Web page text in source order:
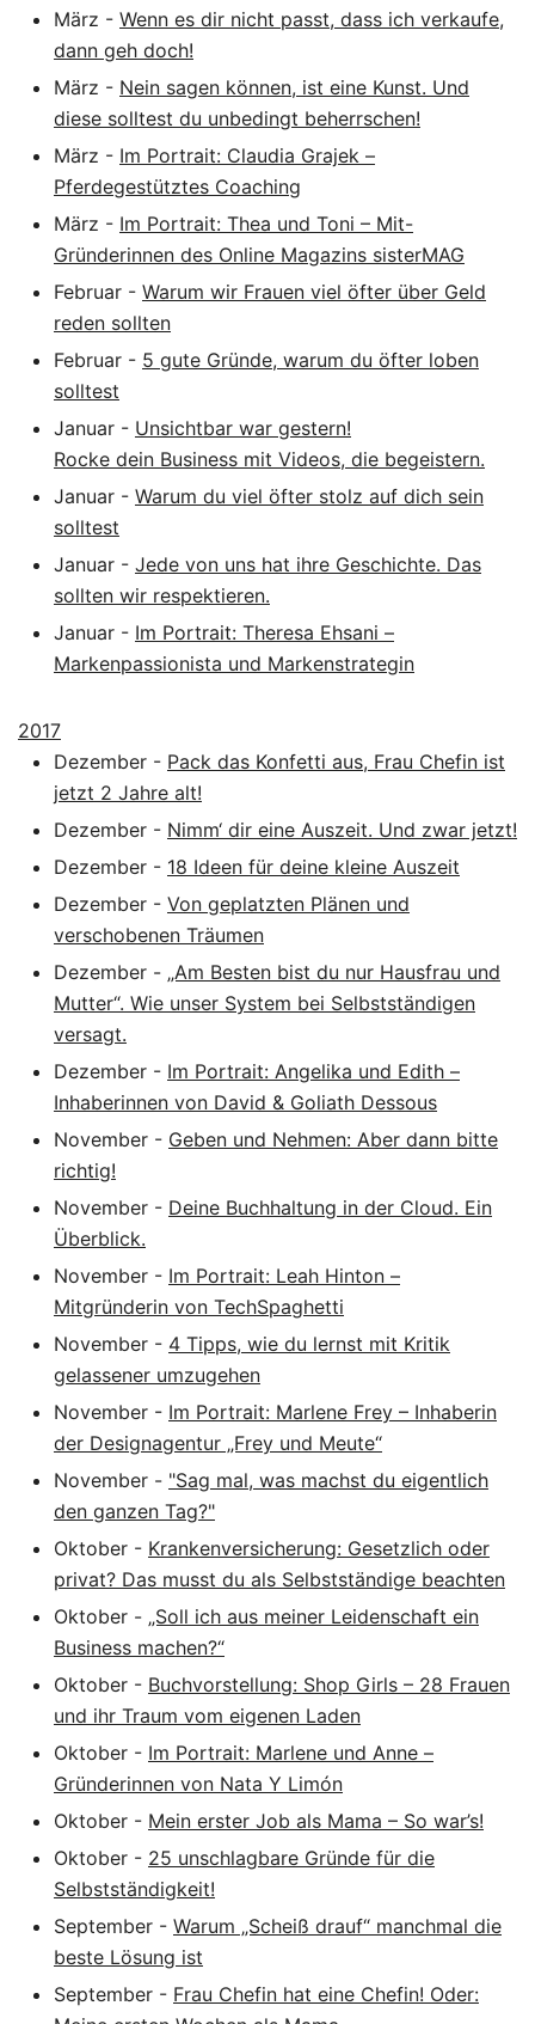
März - Wenn es dir nicht passt, dass ich verkaufe,
dann geh doch!
März - Nein sagen können, ist eine Kunst. Und
diese solltest du unbedingt beherrschen!
März - Im Portrait: Claudia Grajek –
Pferdegestütztes Coaching
März - Im Portrait: Thea und Toni – Mit-
Gründerinnen des Online Magazins sisterMAG
Februar - Warum wir Frauen viel öfter über Geld
reden sollten
Februar - 5 gute Gründe, warum du öfter loben
solltest
Januar - Unsichtbar war gestern!
Rocke dein Business mit Videos, die begeistern.
Januar - Warum du viel öfter stolz auf dich sein
solltest
Januar - Jede von uns hat ihre Geschichte. Das
sollten wir respektieren.
Januar - Im Portrait: Theresa Ehsani –
Markenpassionista und Markenstrategin
2017
Dezember - Pack das Konfetti aus, Frau Chefin ist
jetzt 2 Jahre alt!
Dezember - Nimm‘ dir eine Auszeit. Und zwar jetzt!
Dezember - 18 Ideen für deine kleine Auszeit
Dezember - Von geplatzten Plänen und
verschobenen Träumen
Dezember - „Am Besten bist du nur Hausfrau und
Mutter“. Wie unser System bei Selbstständigen
versagt.
Dezember - Im Portrait: Angelika und Edith –
Inhaberinnen von David & Goliath Dessous
November - Geben und Nehmen: Aber dann bitte
richtig!
November - Deine Buchhaltung in der Cloud. Ein
Überblick.
November - Im Portrait: Leah Hinton –
Mitgründerin von TechSpaghetti
November - 4 Tipps, wie du lernst mit Kritik
gelassener umzugehen
November - Im Portrait: Marlene Frey – Inhaberin
der Designagentur „Frey und Meute“
November - "Sag mal, was machst du eigentlich
den ganzen Tag?"
Oktober - Krankenversicherung: Gesetzlich oder
privat? Das musst du als Selbstständige beachten
Oktober - „Soll ich aus meiner Leidenschaft ein
Business machen?“
Oktober - Buchvorstellung: Shop Girls – 28 Frauen
und ihr Traum vom eigenen Laden
Oktober - Im Portrait: Marlene und Anne –
Gründerinnen von Nata Y Limón
Oktober - Mein erster Job als Mama – So war’s!
Oktober - 25 unschlagbare Gründe für die
Selbstständigkeit!
September - Warum „Scheiß drauf“ manchmal die
beste Lösung ist
September - Frau Chefin hat eine Chefin! Oder: